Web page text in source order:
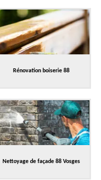
Rénovation boiserie 88
Nettoyage de façade 88 Vosges